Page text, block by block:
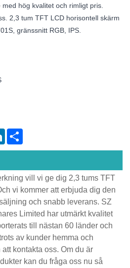
hög kvalitet och rimligt pris.
2,3 tum TFT LCD horisontell skärm
gränssnitt RGB, IPS.
LinkedIn
vill vi ge dig 2,3 tums TFT
vi kommer att erbjuda dig den
och snabb leverans. SZ
Limited har utmärkt kvalitet
till nästan 60 länder och
av kunder hemma och
kontakta oss. Om du är
kan du fråga oss nu så